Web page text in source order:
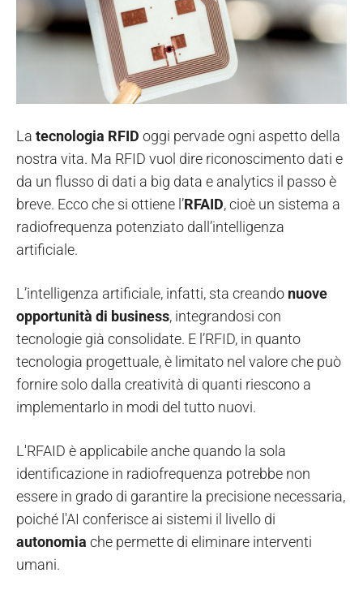
La tecnologia RFID oggi pervade ogni aspetto della
nostra vita. Ma RFID vuol dire riconoscimento dati e
da un flusso di dati a big data e analytics il passo è
breve. Ecco che si ottiene l’RFAID, cioè un sistema a
radiofrequenza potenziato dall’intelligenza
artificiale.
L’intelligenza artificiale, infatti, sta creando nuove
opportunità di business, integrandosi con
tecnologie già consolidate. E l’RFID, in quanto
tecnologia progettuale, è limitato nel valore che può
fornire solo dalla creatività di quanti riescono a
implementarlo in modi del tutto nuovi.
L'RFAID è applicabile anche quando la sola
identificazione in radiofrequenza potrebbe non
essere in grado di garantire la precisione necessaria,
poiché l'AI conferisce ai sistemi il livello di
autonomia che permette di eliminare interventi
umani.